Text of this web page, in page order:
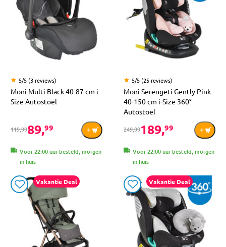
5/5 (3 reviews)
Moni Multi Black 40-87 cm i-
Size Autostoel
119,9989,99
Voor 22:00 uur besteld, morgen
in huis
5/5 (25 reviews)
Moni Serengeti Gently Pink
40-150 cm i-Size 360°
Autostoel
249,99189,99
Voor 22:00 uur besteld, morgen
in huis
Vakantie Deal Vakantie Deal